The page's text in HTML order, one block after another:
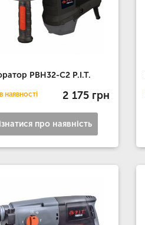
РВН32-С2 P.I.T.
наявності 2 175 грн
про наявність